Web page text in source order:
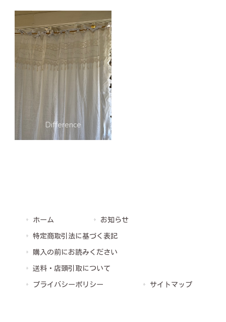
ホーム
お知らせ
特定商取引法に基づく表記
購入の前にお読みください
送料・店頭引取について
プライバシーポリシー
サイトマップ